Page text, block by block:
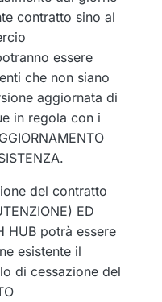
contratto sino al
essere
che non siano
aggiornata di
in regola con i
del contratto
ED
HUB potrà essere
esistente il
di cessazione del